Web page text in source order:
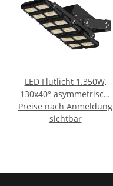
LED Flutlicht 1.350W,
130x40° asymmetrisch,
variabel, 1-10V
dimmbar, neutralweiß,
Preise nach Anmeldung
sichtbar